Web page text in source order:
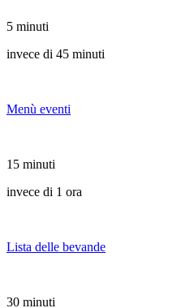
5 minuti
invece di 45 minuti
Menù eventi
15 minuti
invece di 1 ora
Lista delle bevande
30 minuti